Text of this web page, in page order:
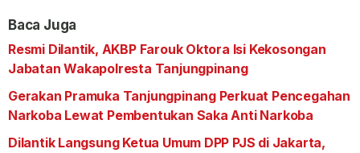
Baca Juga
Resmi Dilantik, AKBP Farouk Oktora Isi Kekosongan
Jabatan Wakapolresta Tanjungpinang
Gerakan Pramuka Tanjungpinang Perkuat Pencegahan
Narkoba Lewat Pembentukan Saka Anti Narkoba
Dilantik Langsung Ketua Umum DPP PJS di Jakarta,